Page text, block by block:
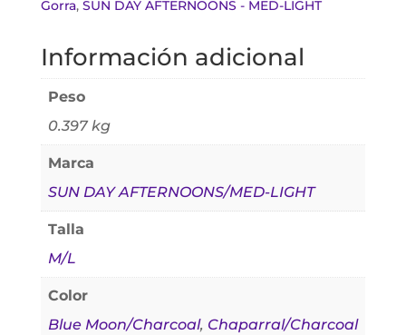
Gorra, SUN DAY AFTERNOONS - MED-LIGHT
Información adicional
Peso
0.397 kg
Marca
SUN DAY AFTERNOONS/MED-LIGHT
Talla
M/L
Color
Blue Moon/Charcoal, Chaparral/Charcoal